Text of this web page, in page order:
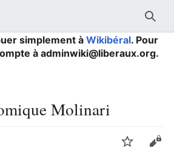
simplement à Wikibéral. Pour
à adminwiki@liberaux.org.
Molinari
Suivre